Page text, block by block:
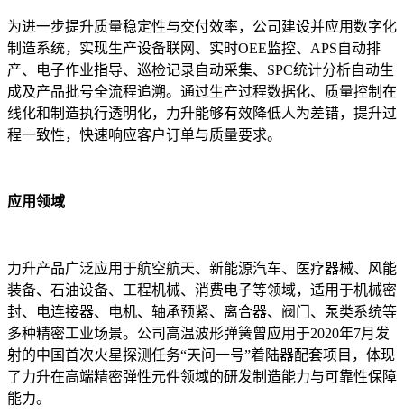
为进一步提升质量稳定性与交付效率，公司建设并应用数字化
制造系统，实现生产设备联网、实时OEE监控、APS自动排
产、电子作业指导、巡检记录自动采集、SPC统计分析自动生
成及产品批号全流程追溯。通过生产过程数据化、质量控制在
线化和制造执行透明化，力升能够有效降低人为差错，提升过
程一致性，快速响应客户订单与质量要求。
应用领域
力升产品广泛应用于航空航天、新能源汽车、医疗器械、风能
装备、石油设备、工程机械、消费电子等领域，适用于机械密
封、电连接器、电机、轴承预紧、离合器、阀门、泵类系统等
多种精密工业场景。公司高温波形弹簧曾应用于2020年7月发
射的中国首次火星探测任务“天问一号”着陆器配套项目，体现
了力升在高端精密弹性元件领域的研发制造能力与可靠性保障
能力。